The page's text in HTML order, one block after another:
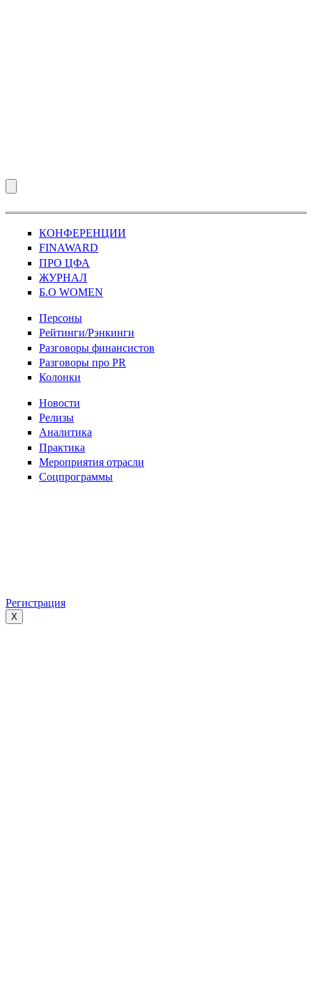
КОНФЕРЕНЦИИ
FINAWARD
ПРО ЦФА
ЖУРНАЛ
Б.О WOMEN
Персоны
Рейтинги/Рэнкинги
Разговоры финансистов
Разговоры про PR
Колонки
Новости
Релизы
Аналитика
Практика
Мероприятия отрасли
Соцпрограммы
Регистрация
X